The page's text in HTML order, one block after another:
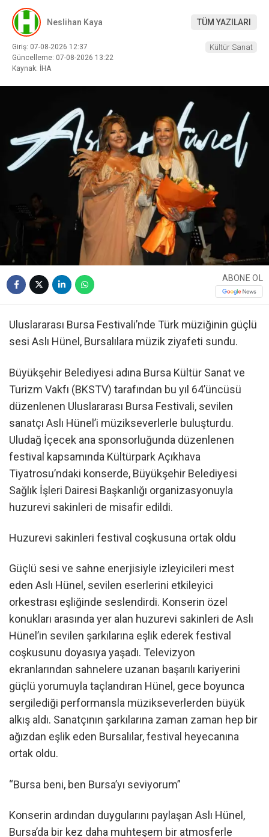
Neslihan Kaya TÜM YAZILARI
Giriş: 07-08-2026 12:37
Güncelleme: 07-08-2026 13:22
Kaynak: İHA
Kültür Sanat
ABONE OL
Uluslararası Bursa Festivali’nde Türk müziğinin güçlü
sesi Aslı Hünel, Bursalılara müzik ziyafeti sundu.
Büyükşehir Belediyesi adına Bursa Kültür Sanat ve
Turizm Vakfı (BKSTV) tarafından bu yıl 64’üncüsü
düzenlenen Uluslararası Bursa Festivali, sevilen
sanatçı Aslı Hünel’i müzikseverlerle buluşturdu.
Uludağ İçecek ana sponsorluğunda düzenlenen
festival kapsamında Kültürpark Açıkhava
Tiyatrosu’ndaki konserde, Büyükşehir Belediyesi
Sağlık İşleri Dairesi Başkanlığı organizasyonuyla
huzurevi sakinleri de misafir edildi.
Huzurevi sakinleri festival coşkusuna ortak oldu
Güçlü sesi ve sahne enerjisiyle izleyicileri mest
eden Aslı Hünel, sevilen eserlerini etkileyici
orkestrası eşliğinde seslendirdi. Konserin özel
konukları arasında yer alan huzurevi sakinleri de Aslı
Hünel’in sevilen şarkılarına eşlik ederek festival
coşkusunu doyasıya yaşadı. Televizyon
ekranlarından sahnelere uzanan başarılı kariyerini
güçlü yorumuyla taçlandıran Hünel, gece boyunca
sergilediği performansla müzikseverlerden büyük
alkış aldı. Sanatçının şarkılarına zaman zaman hep bir
ağızdan eşlik eden Bursalılar, festival heyecanına
ortak oldu.
“Bursa beni, ben Bursa’yı seviyorum”
Konserin ardından duygularını paylaşan Aslı Hünel,
Bursa’da bir kez daha muhteşem bir atmosferle